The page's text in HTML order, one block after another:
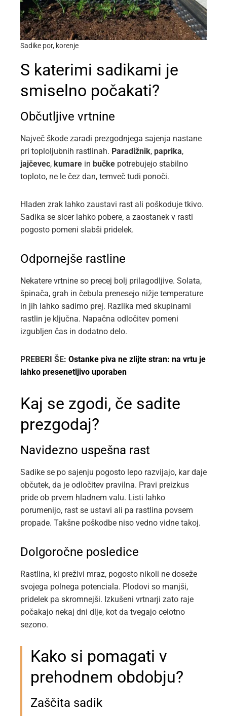
Sadike por, korenje
S katerimi sadikami je
smiselno počakati?
Občutljive vrtnine
Največ škode zaradi prezgodnjega sajenja nastane
pri toploljubnih rastlinah. Paradižnik, paprika,
jajčevec, kumare in bučke potrebujejo stabilno
toploto, ne le čez dan, temveč tudi ponoči.
Hladen zrak lahko zaustavi rast ali poškoduje tkivo.
Sadika se sicer lahko pobere, a zaostanek v rasti
pogosto pomeni slabši pridelek.
Odpornejše rastline
Nekatere vrtnine so precej bolj prilagodljive. Solata,
špinača, grah in čebula prenesejo nižje temperature
in jih lahko sadimo prej. Razlika med skupinami
rastlin je ključna. Napačna odločitev pomeni
izgubljen čas in dodatno delo.
PREBERI ŠE: Ostanke piva ne zlijte stran: na vrtu je
lahko presenetljivo uporaben
Kaj se zgodi, če sadite
prezgodaj?
Navidezno uspešna rast
Sadike se po sajenju pogosto lepo razvijajo, kar daje
občutek, da je odločitev pravilna. Pravi preizkus
pride ob prvem hladnem valu. Listi lahko
porumenijo, rast se ustavi ali pa rastlina povsem
propade. Takšne poškodbe niso vedno vidne takoj.
Dolgoročne posledice
Rastlina, ki preživi mraz, pogosto nikoli ne doseže
svojega polnega potenciala. Plodovi so manjši,
pridelek pa skromnejši. Izkušeni vrtnarji zato raje
počakajo nekaj dni dlje, kot da tvegajo celotno
sezono.
Kako si pomagati v
prehodnem obdobju?
Zaščita sadik